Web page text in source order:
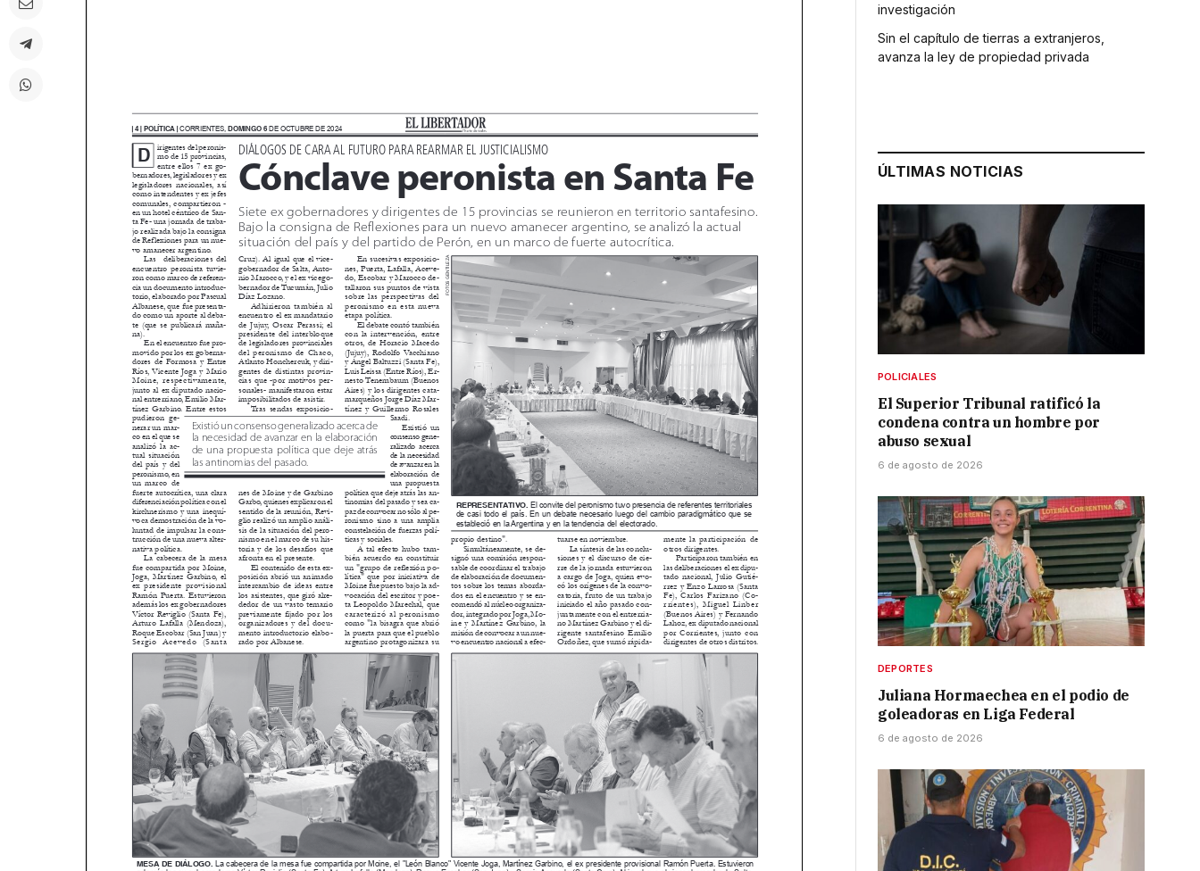
investigación
Sin el capítulo de tierras a extranjeros,
avanza la ley de propiedad privada
ÚLTIMAS NOTICIAS
POLICIALES
El Superior Tribunal ratificó la
condena contra un hombre por
abuso sexual
6 de agosto de 2026
DEPORTES
Juliana Hormaechea en el podio de
goleadoras en Liga Federal
6 de agosto de 2026